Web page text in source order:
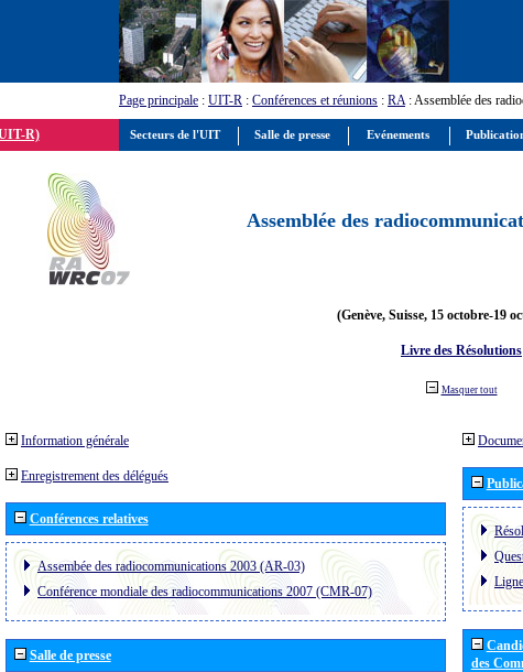
Page principale : UIT-R : Conférences et réunions : RA: Assemblée des
R)
Assemblée des
(Genève, Suisse, 15 octobre-19
Livre des Résolutions
Masquer tout
Information générale
Enregistrement des délégués
Conférences relatives
Assembée des radiocommunications 2003 (AR-03)
Conférence mondiale des radiocommunications 2007 (CMR-07)
Salle de presse
des
Secteurs de l'UIT Salle de presse Evénements